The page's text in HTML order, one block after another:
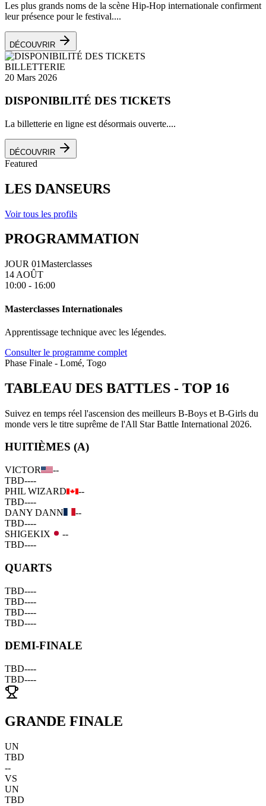
Les plus grands noms de la scène Hip-Hop internationale confirment
leur présence pour le festival....
DÉCOUVRIR
BILLETTERIE
20 Mars 2026
DISPONIBILITÉ DES TICKETS
La billetterie en ligne est désormais ouverte....
DÉCOUVRIR
Featured
LES DANSEURS
Voir tous les profils
PROGRAMMATION
JOUR 01Masterclasses
14 AOÛT
10:00 - 16:00
Masterclasses Internationales
Apprentissage technique avec les légendes.
Consulter le programme complet
Phase Finale - Lomé, Togo
TABLEAU DES BATTLES - TOP 16
Suivez en temps réel l'ascension des meilleurs B-Boys et B-Girls du
monde vers le titre suprême de l'All Star Battle International 2026.
HUITIÈMES (A)
VICTOR
--
TBD----
PHIL WIZARD
--
TBD----
DANY DANN
--
TBD----
SHIGEKIX
--
TBD----
QUARTS
TBD----
TBD----
TBD----
TBD----
DEMI-FINALE
TBD----
TBD----
GRANDE FINALE
UN
TBD
--
VS
UN
TBD